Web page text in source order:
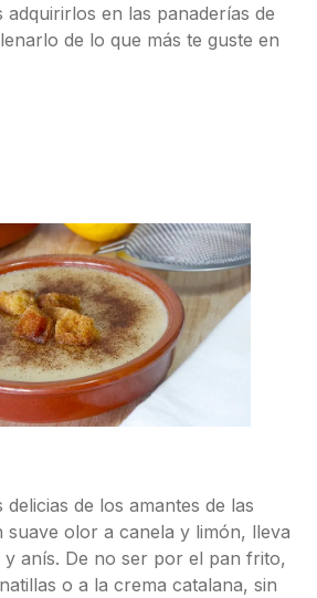
adquirirlos en las panaderías de
de lo que más te guste en
de los amantes de las
suave olor a canela y limón, lleva
y anís. De no ser por el pan frito,
o a la crema catalana, sin